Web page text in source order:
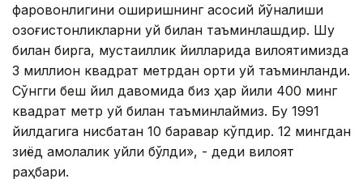
фаровонлигини оширишнинг асосий йўналиши
қозоғистонликларни уй билан таъминлашдир. Шу
билан бирга, мустақиллик йилларида вилоятимизда
3 миллион квадрат метрдан ортиқ уй таъминланди.
Сўнгги беш йил давомида биз ҳар йили 400 минг
квадрат метр уй билан таъминлаймиз. Бу 1991
йилдагига нисбатан 10 баравар кўпдир. 12 мингдан
зиёд ақмолалик уйли бўлди», - деди вилоят
раҳбари.